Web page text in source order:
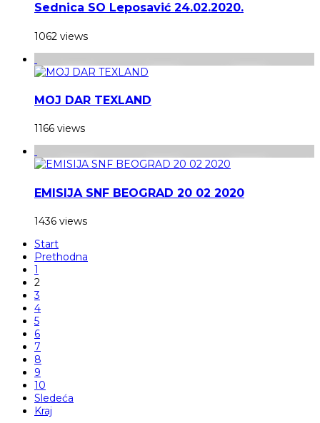
Sednica SO Leposavić 24.02.2020.
1062 views
MOJ DAR TEXLAND
1166 views
EMISIJA SNF BEOGRAD 20 02 2020
1436 views
Start
Prethodna
1
2
3
4
5
6
7
8
9
10
Sledeća
Kraj